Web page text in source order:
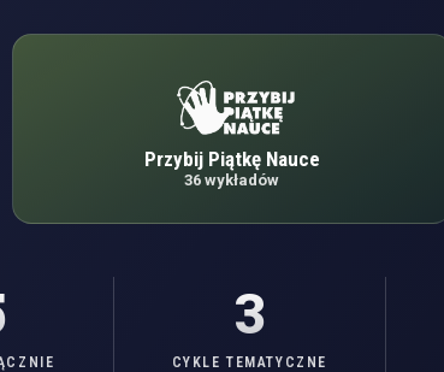
Przybij Piątkę Nauce
36 wykładów
3
CYKLE TEMATYCZNE